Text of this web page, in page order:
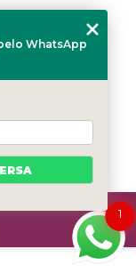
1998)
1
WhatsApp